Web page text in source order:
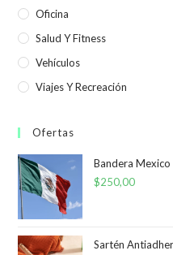
Oficina
Salud Y Fitness
Vehículos
Viajes Y Recreación
Ofertas
Bandera
$250,00
Sartén